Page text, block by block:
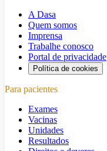
A Dasa
Quem somos
Imprensa
Trabalhe conosco
Portal de privacidade
Política de cookies
Para pacientes
Exames
Vacinas
Unidades
Resultados